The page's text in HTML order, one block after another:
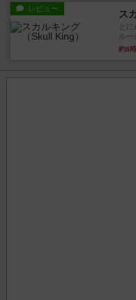
レビュー ス
と
ルー
約8